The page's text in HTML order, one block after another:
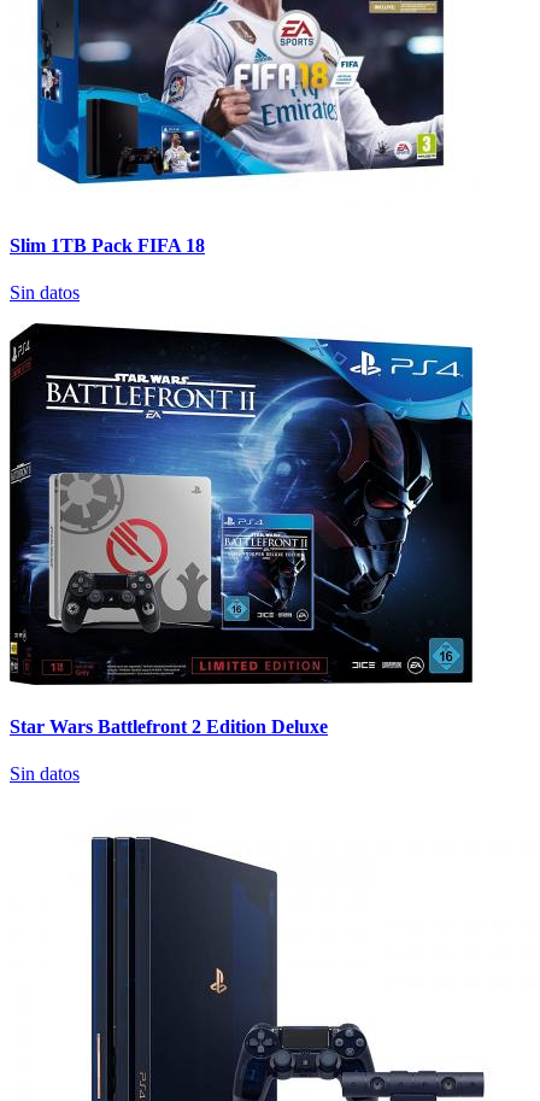
Slim 1TB Pack FIFA 18
Sin datos
Star Wars Battlefront 2 Edition Deluxe
Sin datos